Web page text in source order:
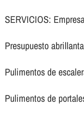
SERVICIOS:
Presupuesto
Pulimentos de
Pulimentos de